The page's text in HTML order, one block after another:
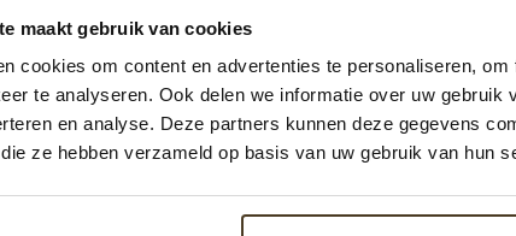
maakt gebruik van cookies
cookies om content en advertenties te personaliseren,
te analyseren. Ook delen we informatie over uw
en analyse. Deze partners kunnen deze gegevens
ze hebben verzameld op basis van uw gebruik van hun
Bovendien hebben we een uitstekende prijs/
advies nodig? Neem vrijblijvend met ons
31-6-2418-3717of viainfo@pvanhoekmontage.nl
aanvragen. We helpen u graag! “